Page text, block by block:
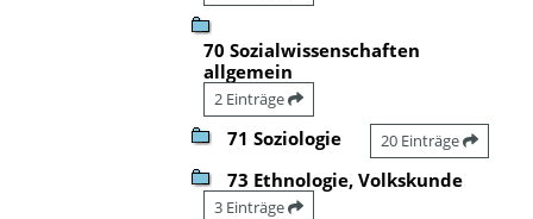
70 Sozialwissenschaften
allgemein
2 Einträge
71 Soziologie 20 Einträge
73 Ethnologie, Volkskunde
3 Einträge